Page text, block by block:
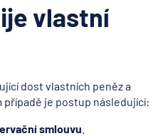
vlastní
dost vlastních peněz a
případě je postup následující:
smlouvu